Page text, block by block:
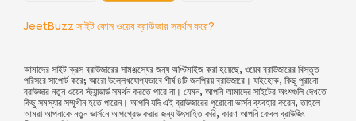
JeetBuzz সাইট কোন ওয়েব ব্রাউজার সমর্থন করে?
আমাদের সাইট ক্রস ব্রাউজারের সামঞ্জস্যের জন্য অপ্টিমাইজ করা হয়েছে, ওয়েব ব্রাউজারের বিস্তৃত
পরিসরে সাপোর্ট করে; আরো উল্লেখযোগ্যভাবে শীর্ষ ৪টি জনপ্রিয় ব্রাউজারে। যাইহোক, কিছু পুরানো
ব্রাউজার নতুন ওয়েব স্ট্যান্ডার্ড সমর্থন করতে পারে না। যেমন, আপনি আমাদের সাইটের অংশগুলি দেখতে
কিছু সমস্যার সম্মুখীন হতে পারেন। আপনি যদি এই ব্রাউজারের পুরোনো ভার্সন ব্যবহার করেন, তাহলে
আমরা আপনাকে নতুন ভার্সনে আপগ্রেড করার জন্য উৎসাহিত করি, কারণ আপনি কেবল ব্রাউজিং